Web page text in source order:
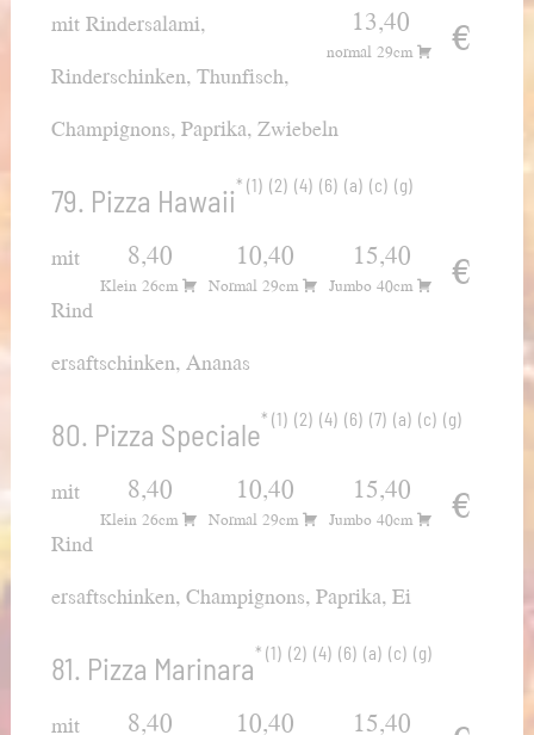
13,40
normal 29cm €
mit Rindersalami,
Rinderschinken, Thunfisch,
Champignons, Paprika, Zwiebeln
79. Pizza Hawaii 1 2 4 6 a c g
8,40
Klein 26cm
10,40
Normal 29cm
15,40
Jumbo 40cm €
mit
Rind
ersaftschinken, Ananas
80. Pizza Speciale 1 2 4 6 7 a c g
8,40
Klein 26cm
10,40
Normal 29cm
15,40
Jumbo 40cm €
mit
Rind
ersaftschinken, Champignons, Paprika, Ei
81. Pizza Marinara 1 2 4 6 a c g
8,40 10,40 15,40
mit